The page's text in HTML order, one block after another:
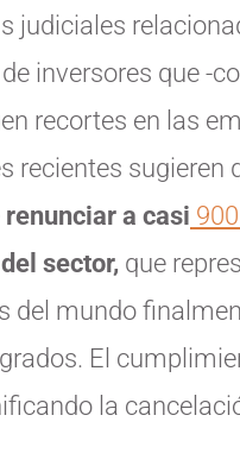
judiciales
inversores que -
recortes en las
recientes sugieren
renunciar a casi
sector, que
del mundo
El
la